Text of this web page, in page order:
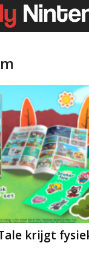
krijgt